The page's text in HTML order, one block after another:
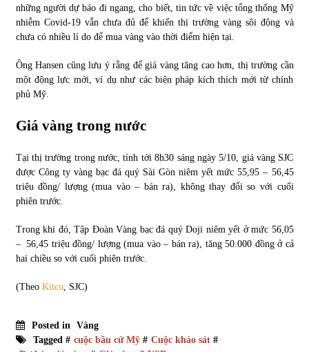
những người dự báo đi ngang, cho biết, tin tức về việc tổng thống Mỹ
nhiễm Covid-19 vẫn chưa đủ để khiến thị trường vàng sôi động và
chưa có nhiều lí do để mua vàng vào thời điểm hiện tại.
Ông Hansen cũng lưu ý rằng để giá vàng tăng cao hơn, thị trường cần
một động lực mới, ví dụ như các biện pháp kích thích mới từ chính
phủ Mỹ.
Giá vàng trong nước
Tại thị trường trong nước, tính tới 8h30 sáng ngày 5/10, giá vàng SJC
được Công ty vàng bạc đá quý Sài Gòn niêm yết mức 55,95 – 56,45
triệu đồng/ lượng (mua vào – bán ra), không thay đổi so với cuối
phiên trước.
Trong khi đó, Tập Đoàn Vàng bạc đá quý Doji niêm yết ở mức 56,05
– 56,45 triệu đồng/ lượng (mua vào – bán ra), tăng 50.000 đồng ở cả
hai chiều so với cuối phiên trước.
(Theo Kitco, SJC)
Posted in
Vàng
Tagged # cuộc bầu cử Mỹ# Cuộc khảo sát#